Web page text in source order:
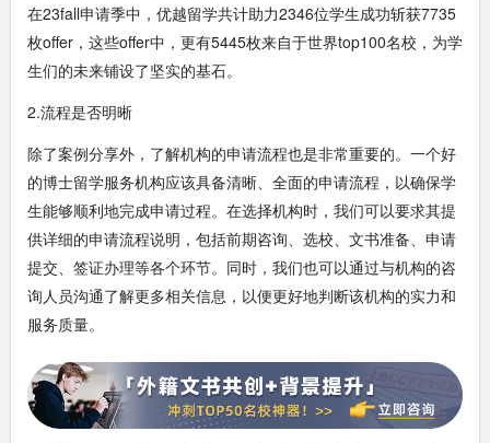
在23fall申请季中，优越留学共计助力2346位学生成功斩获7735
枚offer，这些offer中，更有5445枚来自于世界top100名校，为学
生们的未来铺设了坚实的基石。
2.流程是否明晰
除了案例分享外，了解机构的申请流程也是非常重要的。一个好
的博士留学服务机构应该具备清晰、全面的申请流程，以确保学
生能够顺利地完成申请过程。在选择机构时，我们可以要求其提
供详细的申请流程说明，包括前期咨询、选校、文书准备、申请
提交、签证办理等各个环节。同时，我们也可以通过与机构的咨
询人员沟通了解更多相关信息，以便更好地判断该机构的实力和
服务质量。